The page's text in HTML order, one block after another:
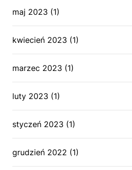
maj 2023 (1)
kwiecień 2023 (1)
marzec 2023 (1)
luty 2023 (1)
styczeń 2023 (1)
grudzień 2022 (1)